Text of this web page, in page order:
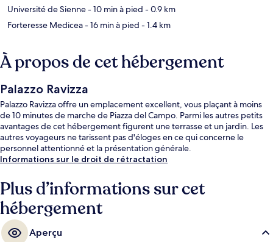
Université de Sienne- 10 min à pied - 0.9 km
Forteresse Medicea- 16 min à pied - 1.4 km
À propos de cet hébergement
Palazzo Ravizza
Palazzo Ravizza offre un emplacement excellent, vous plaçant à moins
de 10 minutes de marche de Piazza del Campo. Parmi les autres petits
avantages de cet hébergement figurent une terrasse et un jardin. Les
autres voyageurs ne tarissent pas d'éloges en ce qui concerne le
personnel attentionné et la présentation générale.
Informations sur le droit de rétractation
Plus d’informations sur cet
hébergement
Aperçu